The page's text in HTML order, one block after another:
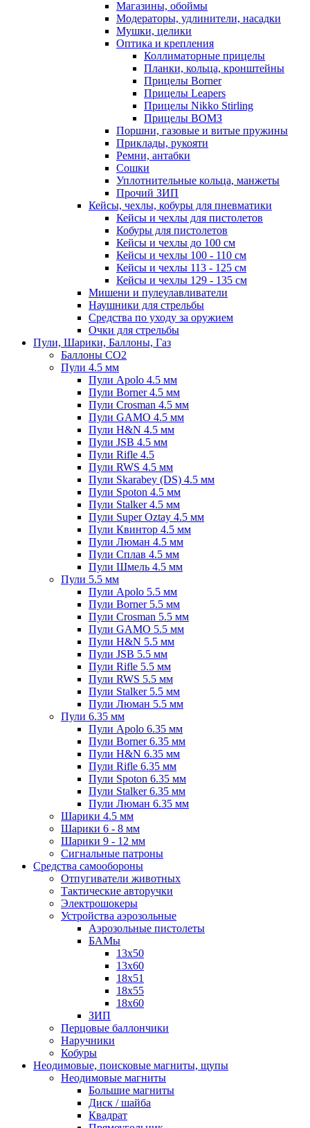
Магазины, обоймы
Модераторы, удлинители, насадки
Мушки, целики
Оптика и крепления
Коллиматорные прицелы
Планки, кольца, кронштейны
Прицелы Borner
Прицелы Leapers
Прицелы Nikko Stirling
Прицелы ВОМЗ
Поршни, газовые и витые пружины
Приклады, рукояти
Ремни, антабки
Сошки
Уплотнительные кольца, манжеты
Прочий ЗИП
Кейсы, чехлы, кобуры для пневматики
Кейсы и чехлы для пистолетов
Кобуры для пистолетов
Кейсы и чехлы до 100 см
Кейсы и чехлы 100 - 110 см
Кейсы и чехлы 113 - 125 см
Кейсы и чехлы 129 - 135 см
Мишени и пулеулавливатели
Наушники для стрельбы
Средства по уходу за оружием
Очки для стрельбы
Пули, Шарики, Баллоны, Газ
Баллоны CO2
Пули 4.5 мм
Пули Apolo 4.5 мм
Пули Borner 4.5 мм
Пули Crosman 4.5 мм
Пули GAMO 4.5 мм
Пули H&N 4.5 мм
Пули JSB 4.5 мм
Пули Rifle 4.5
Пули RWS 4.5 мм
Пули Skarabey (DS) 4.5 мм
Пули Spoton 4.5 мм
Пули Stalker 4.5 мм
Пули Super Oztay 4.5 мм
Пули Квинтор 4.5 мм
Пули Люман 4.5 мм
Пули Сплав 4.5 мм
Пули Шмель 4.5 мм
Пули 5.5 мм
Пули Apolo 5.5 мм
Пули Borner 5.5 мм
Пули Crosman 5.5 мм
Пули GAMO 5.5 мм
Пули H&N 5.5 мм
Пули JSB 5.5 мм
Пули Rifle 5.5 мм
Пули RWS 5.5 мм
Пули Stalker 5.5 мм
Пули Люман 5.5 мм
Пули 6.35 мм
Пули Apolo 6.35 мм
Пули Borner 6.35 мм
Пули H&N 6.35 мм
Пули Rifle 6.35 мм
Пули Spoton 6.35 мм
Пули Stalker 6.35 мм
Пули Люман 6.35 мм
Шарики 4.5 мм
Шарики 6 - 8 мм
Шарики 9 - 12 мм
Сигнальные патроны
Средства самообороны
Отпугиватели животных
Тактические авторучки
Электрошокеры
Устройства аэрозольные
Аэрозольные пистолеты
БАМы
13х50
13х60
18х51
18х55
18х60
ЗИП
Перцовые баллончики
Наручники
Кобуры
Неодимовые, поисковые магниты, щупы
Неодимовые магниты
Большие магниты
Диск / шайба
Квадрат